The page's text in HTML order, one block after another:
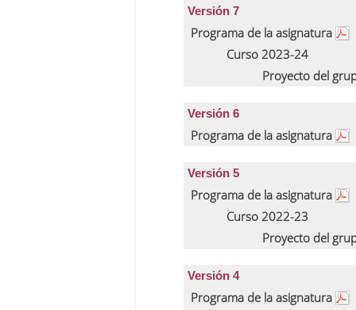
Versión 7
Programa de la asignatura
Curso 2023-24
Proyecto del
Versión 6
Programa de la asignatura
Versión 5
Programa de la asignatura
Curso 2022-23
Proyecto del
Versión 4
Programa de la asignatura